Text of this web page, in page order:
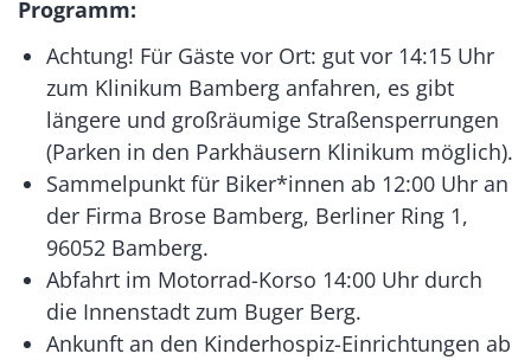
Programm:
Achtung! Für Gäste vor Ort: gut vor 14:15 Uhr
zum Klinikum Bamberg anfahren, es gibt
längere und großräumige Straßensperrungen
(Parken in den Parkhäusern Klinikum möglich).
Sammelpunkt für Biker*innen ab 12:00 Uhr an
der Firma Brose Bamberg, Berliner Ring 1,
96052 Bamberg.
Abfahrt im Motorrad-Korso 14:00 Uhr durch
die Innenstadt zum Buger Berg.
Ankunft an den Kinderhospiz-Einrichtungen ab